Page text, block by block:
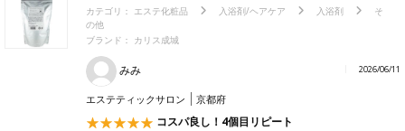
カテゴリ： エステ化粧品 入浴剤/ヘアケア 入浴剤
そ
の他
ブランド： カリス成城
みみ 2026/06/11
エステティックサロン 京都府
コスパ良し！4個目リピート